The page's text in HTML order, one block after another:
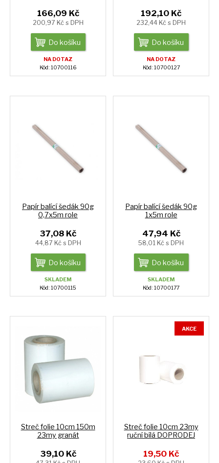
166,09 Kč
200,97 Kč s DPH
Do košíku
NA DOTAZ
Kód: 10700116
192,10 Kč
232,44 Kč s DPH
Do košíku
NA DOTAZ
Kód: 10700127
Papír balící šedák 90g
0,7x5m role
37,08 Kč
44,87 Kč s DPH
Do košíku
SKLADEM
Kód: 10700115
Papír balící šedák 90g
1x5m role
47,94 Kč
58,01 Kč s DPH
Do košíku
SKLADEM
Kód: 10700177
Streč folie 10cm 150m
23my granát
39,10 Kč
AKCE
Streč folie 10cm 23my
ruční bílá DOPRODEJ
19,50 Kč